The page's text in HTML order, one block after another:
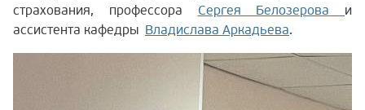
страхования, профессора
Сергея Белозерова
и
ассистента кафедры Владислава Аркадьева.